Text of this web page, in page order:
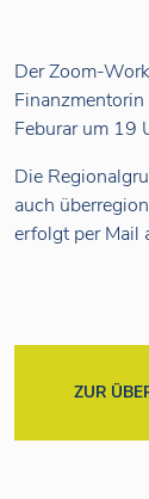
Der Zoom-
Feburar um 19
Die
auch
erfolgt per Mail
ZUR